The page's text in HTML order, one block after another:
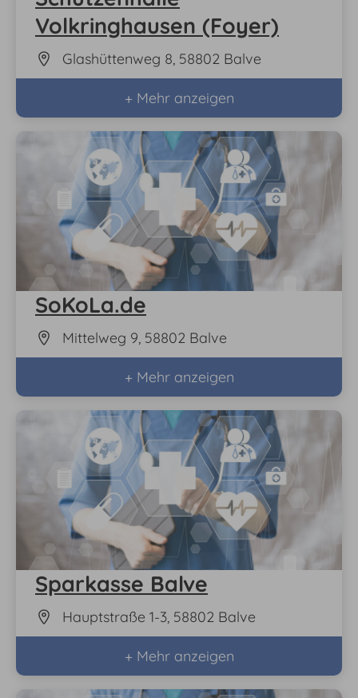
Volkringhausen (Foyer)
Glashüttenweg 8, 58802 Balve
+ Mehr anzeigen
SoKoLa.de
Mittelweg 9, 58802 Balve
+ Mehr anzeigen
Sparkasse Balve
Hauptstraße 1-3, 58802 Balve
+ Mehr anzeigen